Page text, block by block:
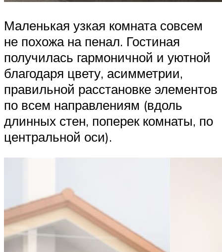
Маленькая узкая комната совсем
не похожа на пенал. Гостиная
получилась гармоничной и уютной
благодаря цвету, асимметрии,
правильной расстановке элементов
по всем направлениям (вдоль
длинных стен, поперек комнаты, по
центральной оси).